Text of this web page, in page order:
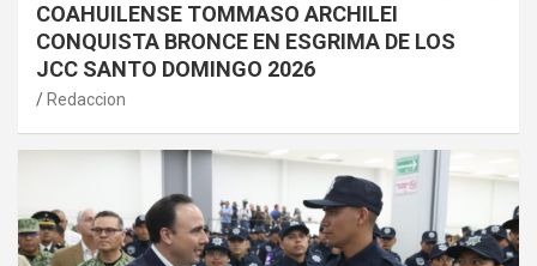
COAHUILENSE TOMMASO ARCHILEI
CONQUISTA BRONCE EN ESGRIMA DE LOS
JCC SANTO DOMINGO 2026
Redaccion